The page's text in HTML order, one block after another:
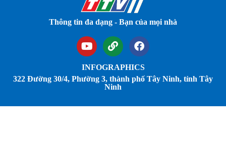
Thông tin đa dạng - Bạn của mọi nhà
INFOGRAPHICS
322 Đường 30/4, Phường 3, thành phố Tây Ninh, tỉnh Tây
Ninh